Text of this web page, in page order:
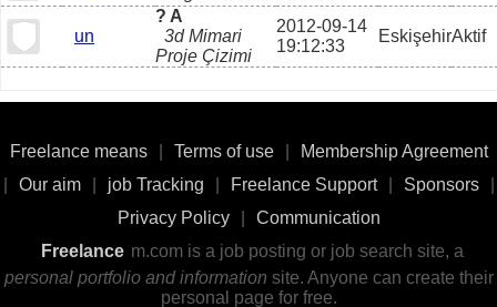
un
? A
3d Mimari
Proje Çizimi
2012-09-14
19:12:33
EskişehirAktif
Freelance means Terms of use
Membership Agreement
Our aim job Tracking Freelance Support Sponsors
Privacy Policy
Communication
Freelance m.com is a job posting or job search site, a
personal portfolio and information site. Anyone can create their
personal page for free.